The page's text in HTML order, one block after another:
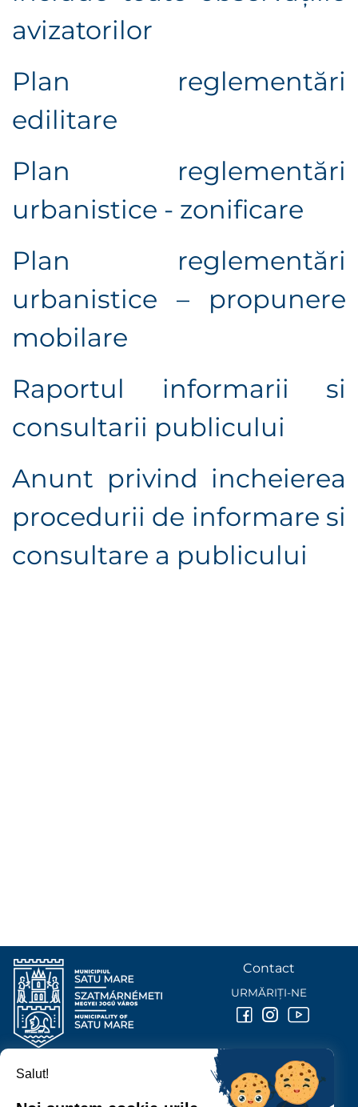
avizatorilor
Plan reglementări
edilitare
Plan reglementări
urbanistice - zonificare
Plan reglementări
urbanistice – propunere
mobilare
Raportul informarii si
consultarii publicului
Anunt privind incheierea
procedurii de informare si
consultare a publicului
PRIMĂRIA MUNICIPIULUI
Contact
URMĂRIȚI-NE
Salut!